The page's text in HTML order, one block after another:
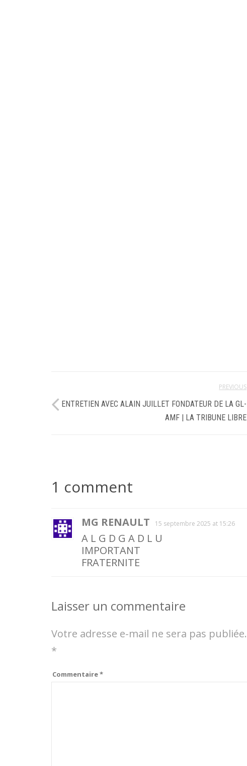
PREVIOUS
ENTRETIEN AVEC ALAIN JUILLET FONDATEUR DE LA GL-
AMF | LA TRIBUNE LIBRE
1 comment
MG RENAULT 15 septembre 2025 at 15:26
A L G D G A D L U
IMPORTANT
FRATERNITE
Laisser un commentaire
Votre adresse e-mail ne sera pas publiée.
*
Commentaire*